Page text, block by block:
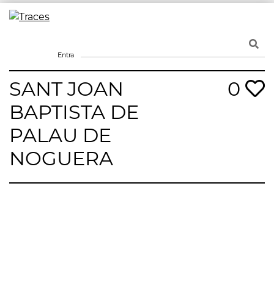
Skip
Entra
SANT JOAN
BAPTISTA DE
PALAU DE
NOGUERA
0